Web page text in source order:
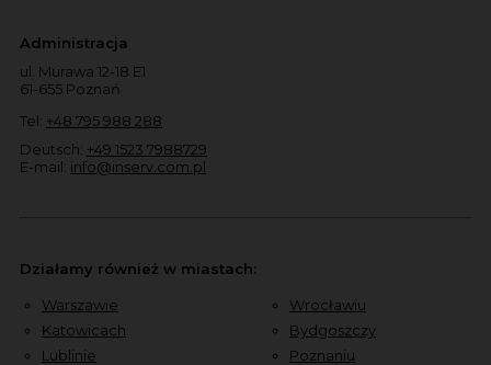
Administracja
ul. Murawa 12-18 E1
61-655 Poznań
Tel: +48 795 988 288
Deutsch: +49 1523 7988729
E-mail: info@inserv.com.pl
Działamy również w miastach:
Warszawie
Katowicach
Lublinie
Wrocławiu
Bydgoszczy
Poznaniu